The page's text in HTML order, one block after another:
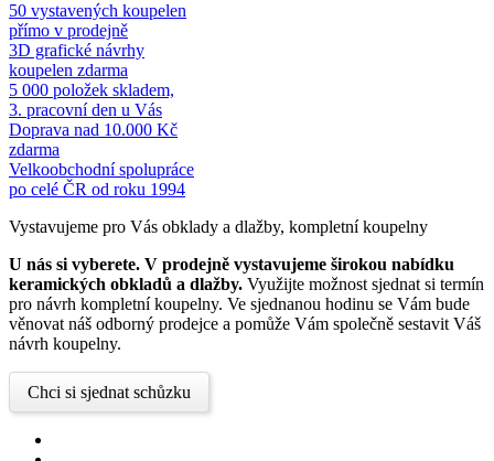
50 vystavených koupelen
přímo v prodejně
3D grafické návrhy
koupelen zdarma
5 000 položek skladem,
3. pracovní den u Vás
Doprava nad 10.000 Kč
zdarma
Velkoobchodní spolupráce
po celé ČR od roku 1994
Vystavujeme pro Vás obklady a dlažby, kompletní koupelny
U nás si vyberete. V prodejně vystavujeme širokou nabídku
keramických obkladů a dlažby. Využijte možnost sjednat si termín
pro návrh kompletní koupelny. Ve sjednanou hodinu se Vám bude
věnovat náš odborný prodejce a pomůže Vám společně sestavit Váš
návrh koupelny.
Chci si sjednat schůzku